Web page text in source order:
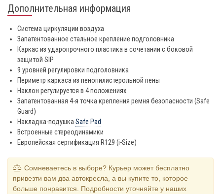
Дополнительная информация
Система циркуляции воздуха
Запатентованное стальное крепление подголовника
Каркас из ударопрочного пластика в сочетании с боковой
защитой SIP
9 уровней регулировки подголовника
Периметр каркаса из пенопилистерольной пены
Наклон регулируется в 4 положениях
Запатентованная 4-я точка крепления ремня безопасности (Safe
Guard)
Накладка-подушкаSafe Pad
Встроенные стереодинамики
Европейская сертификация R129 (i-Size)
Сомневаетесь в выборе? Курьер может бесплатно
привезти вам два автокресла, а вы купите то, которое
больше понравится. Подробности уточняйте у наших